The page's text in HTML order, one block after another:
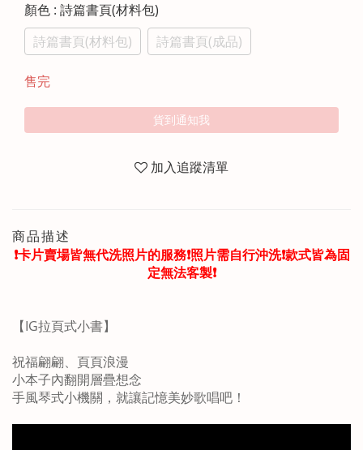
顏色 : 詩篇書頁(材料包)
詩篇書頁(材料包)
詩篇書頁(成品)
售完
貨到通知我
加入追蹤清單
商品描述
❗️卡片賣場皆無代洗照片的服務❗️照片需自行沖洗❗️款式皆為固
定無法客製❗️
【IG拉頁式小書】
祝福翩翩、頁頁浪漫
小本子內翻開層疊想念
手風琴式小機關，就讓記憶美妙歌唱吧！